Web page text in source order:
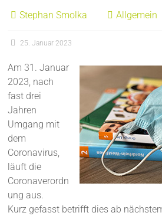
Stephan Smolka Allgemein
25. Januar 2023
Am 31. Januar
2023, nach
fast drei
Jahren
Umgang mit
dem
Coronavirus,
läuft die
Coronaverordn
ung aus.
Kurz gefasst betrifft dies ab